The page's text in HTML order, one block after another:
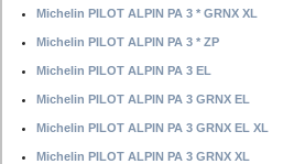
Michelin PILOT ALPIN PA 3 * GRNX XL
Michelin PILOT ALPIN PA 3 * ZP
Michelin PILOT ALPIN PA 3 EL
Michelin PILOT ALPIN PA 3 GRNX EL
Michelin PILOT ALPIN PA 3 GRNX EL XL
Michelin PILOT ALPIN PA 3 GRNX XL